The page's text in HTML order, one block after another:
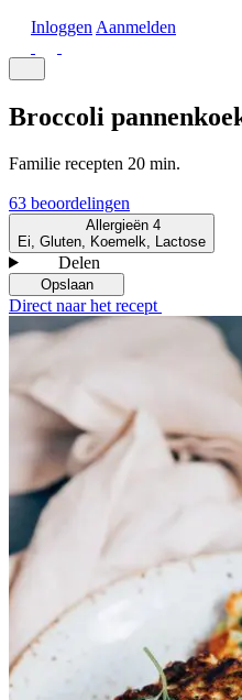
Inloggen Aanmelden
Broccoli
Familie recepten 20 min.
63 beoordelingen
Allergieën 4
Ei, Gluten, Koemelk, Lactose
Delen
Opslaan
Direct naar het recept